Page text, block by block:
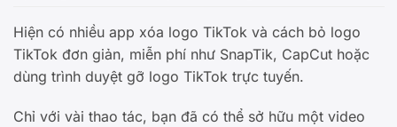
Hiện có nhiều app xóa logo TikTok và cách bỏ logo
TikTok đơn giản, miễn phí như SnapTik, CapCut hoặc
dùng trình duyệt gỡ logo TikTok trực tuyến.
Chỉ với vài thao tác, bạn đã có thể sở hữu một video